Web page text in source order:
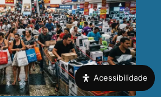
Acessibilidade